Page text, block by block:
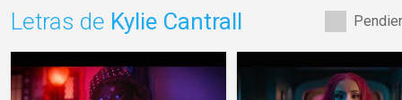
Letras de Kylie Cantrall